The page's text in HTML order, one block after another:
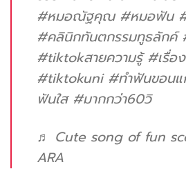
#หมอณัฐคุณ #หมอฟัน
#คลินิกทันตกรรมทูธลักค์
#tiktokสายความรู้ #เรื่อ
#tiktokuni #ทําฟันขอน
ฟันใส #มากกว่า60วิ
♬ Cute song of fun
ARA